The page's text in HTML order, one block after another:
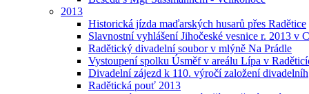
2013
Historická jízda maďarských husarů přes Radětice
Slavnostní vyhlášení Jihočeské vesnice r. 2013 v C
Radětický divadelní soubor v mlýně Na Prádle
Vystoupení spolku Úsměf v areálu Lípa v
Divadelní zájezd k 110. výročí založení divadelníh
Radětická pouť 2013